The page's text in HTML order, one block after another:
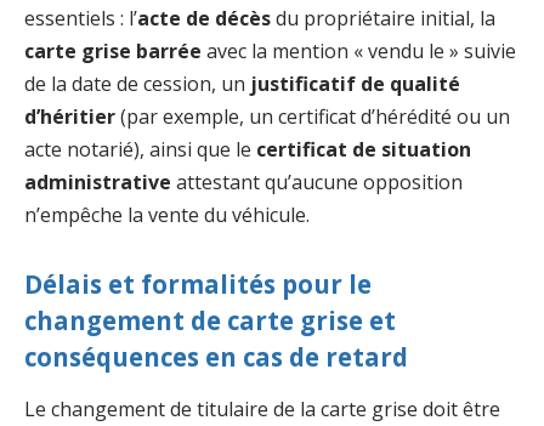
essentiels : l’acte de décèsdu propriétaire initial, la
carte grise barrée avec la mention « vendu le » suivie
de la date de cession, un justificatif de qualité
d’héritier(par exemple, un certificat d’hérédité ou un
acte notarié), ainsi que le certificat de situation
administrative attestant qu’aucune opposition
n’empêche la vente du véhicule.
Délais et formalités pour le
changement de carte grise et
conséquences en cas de retard
Le changement de titulaire de la carte grise doit être